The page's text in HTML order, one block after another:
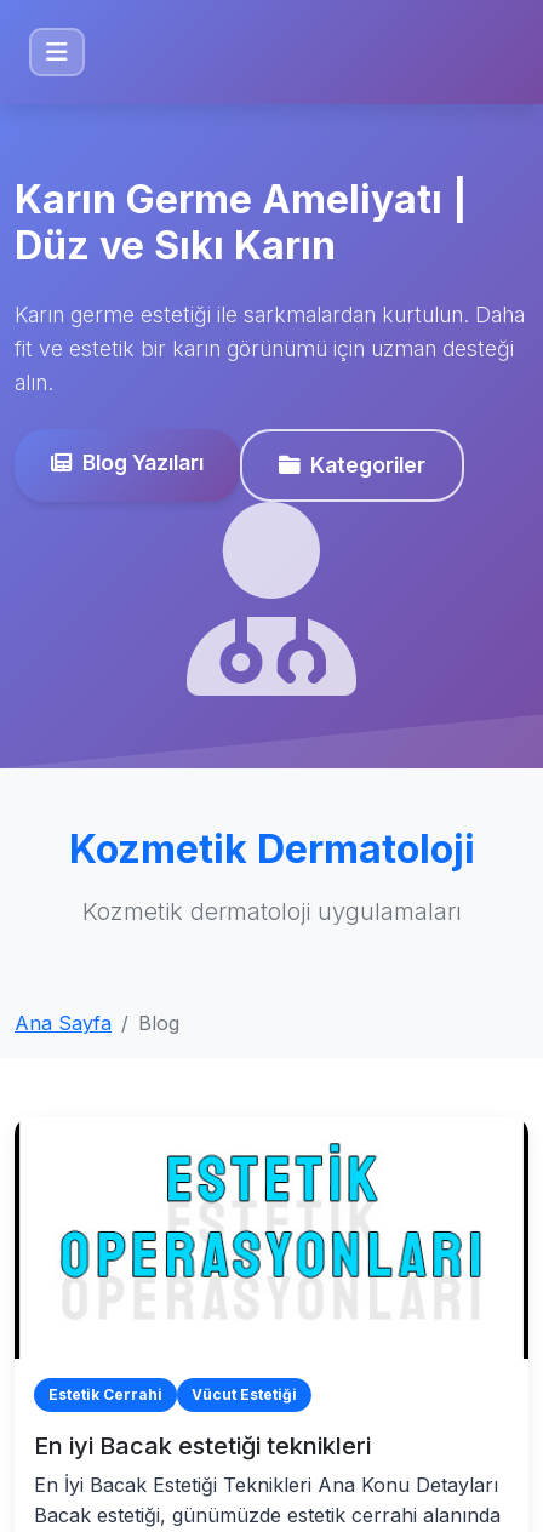
Karın Germe Ameliyatı |
Düz ve Sıkı Karın
Karın germe estetiği ile sarkmalardan kurtulun. Daha
fit ve estetik bir karın görünümü için uzman desteği
alın.
Blog Yazıları Kategoriler
Kozmetik Dermatoloji
Kozmetik dermatoloji uygulamaları
Ana Sayfa Blog
Estetik Cerrahi Vücut Estetiği
En iyi Bacak estetiği teknikleri
En İyi Bacak Estetiği Teknikleri Ana Konu Detayları
Bacak estetiği, günümüzde estetik cerrahi alanında